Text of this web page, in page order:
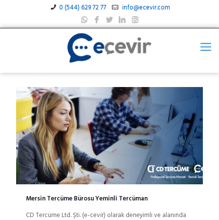
0 (544) 629 72 77 info@ecevir.com
Mersin Tercüme Bürosu Yeminli Tercüman
CD Tercüme Ltd. Şti. (e-cevir) olarak deneyimli ve alanında